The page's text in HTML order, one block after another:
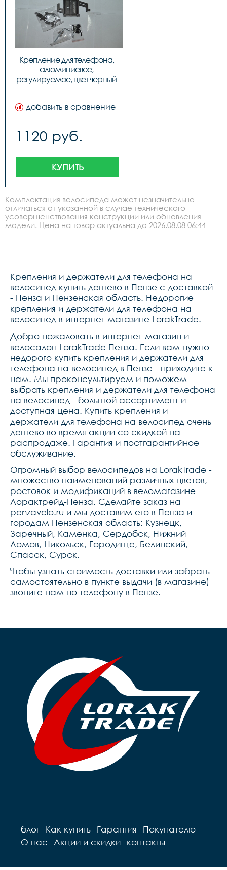
Крепление для телефона,
алюминиевое,
регулируемое, цвет черный
добавить в сравнение
1120 руб.
КУПИТЬ
Комплектация велосипеда может незначительно
отличаться от указанной в случае технического
усовершенствования конструкции или обновления
модели. Цена на товар актуальна до 2026.08.08 06:44
Крепления и держатели для телефона на
велосипед купить дешево в Пензе с доставкой
- Пенза и Пензенская область. Недорогие
крепления и держатели для телефона на
велосипед в интернет магазине LorakTrade.
Добро пожаловать в интернет-магазин и
велосалон LorakTrade Пенза. Если вам нужно
недорого купить крепления и держатели для
телефона на велосипед в Пензе - приходите к
нам. Мы проконсультируем и поможем
выбрать крепления и держатели для телефона
на велосипед - большой ассортимент и
доступная цена. Купить крепления и
держатели для телефона на велосипед очень
дешево во время акции со скидкой на
распродаже. Гарантия и постгарантийное
обслуживание.
Огромный выбор велосипедов на LorakTrade -
множество наименований различных цветов,
ростовок и модификаций в веломагазине
Лорактрейд-Пенза. Сделайте заказ на
penzavelo.ru и мы доставим его в Пенза и
городам Пензенская область: Кузнецк,
Заречный, Каменка, Сердобск, Нижний
Ломов, Никольск, Городище, Белинский,
Спасск, Сурск.
Чтобы узнать стоимость доставки или забрать
самостоятельно в пункте выдачи (в магазине)
звоните нам по телефону в Пензе.
блог Как купить Гарантия
Покупателю
О нас
Акции и скидки контакты